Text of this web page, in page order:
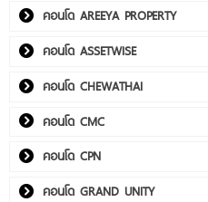
คอนโด AREEYA PROPERTY
คอนโด ASSETWISE
คอนโด CHEWATHAI
คอนโด CMC
คอนโด CPN
คอนโด GRAND UNITY